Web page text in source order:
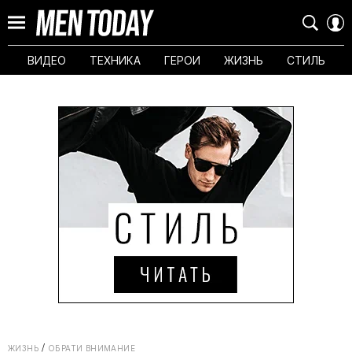
ВИДЕО ТЕХНИКА ГЕРОИ ЖИЗНЬ СТИЛЬ
ЖИЗНЬ
ОБРАТИ ВНИМАНИЕ